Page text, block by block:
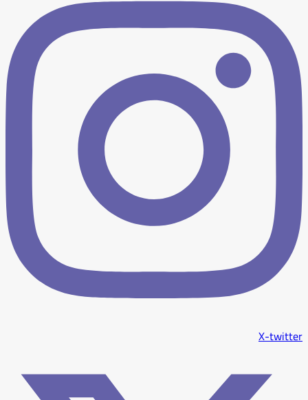
X-twitter